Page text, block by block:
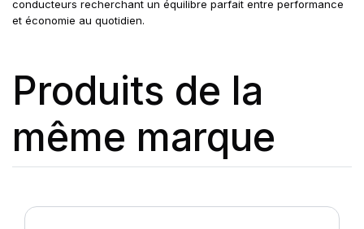
conducteurs recherchant un équilibre parfait entre performance
et économie au quotidien.
Produits de la
même marque